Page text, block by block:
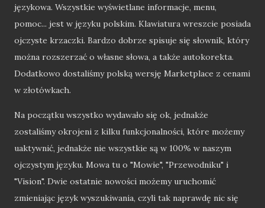
językowa. Wszystkie wyświetlane informacje, menu,
pomoc... jest w języku polskim. Klawiatura wreszcie posiada
ojczyste krzaczki. Bardzo dobrze spisuje się słownik, który
można rozszerzać o własne słowa, a także autokorekta.
Dodatkowo dostaliśmy polską wersję Marketplace z cenami
w złotówkach.
Na początku wszystko wydawało się ok, jednakże
zostaliśmy okrojeni z kilku funkcjonalności, które możemy
uaktywnić, jednakże nie wszystkie są w 100% w naszym
ojczystym języku. Mowa tu o "Mowie", "Przewodniku" i
"Vision". Dwie ostatnie nowości możemy uruchomić
zmieniając język wyszukiwania, czyli tak naprawdę nic się